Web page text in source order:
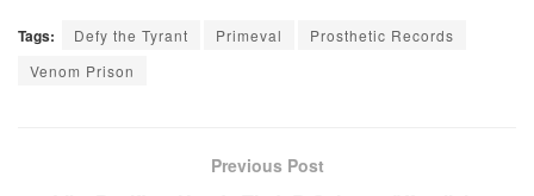
Tags: Defy the Tyrant Primeval
Prosthetic Records
Venom Prison
Previous Post